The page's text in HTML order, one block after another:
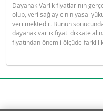
Dayanak Varlık fiyatlarının
olup, veri sağlayıcının yasal
verilmektedir. Bunun
dayanak varlık fiyatı dikkate
fiyatından önemli ölçüde